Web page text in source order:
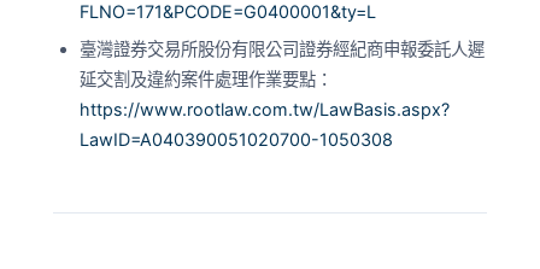
FLNO=171&PCODE=G0400001&ty=L
臺灣證券交易所股份有限公司證券經紀商申報委託人遲
延交割及違約案件處理作業要點：
https://www.rootlaw.com.tw/LawBasis.aspx?
LawID=A040390051020700-1050308